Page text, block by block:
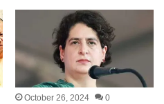
October 26, 2024 0